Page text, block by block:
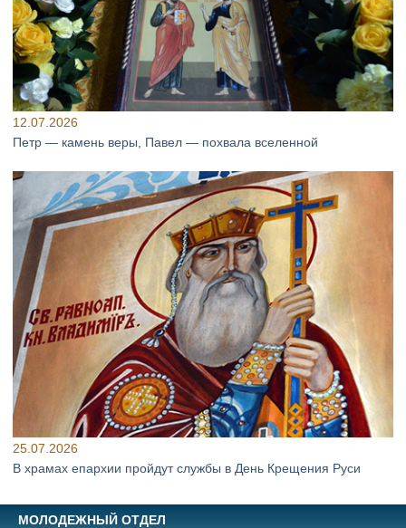
12.07.2026
Петр — камень веры, Павел — похвала вселенной
25.07.2026
В храмах епархии пройдут службы в День Крещения Руси
МОЛОДЕЖНЫЙ ОТДЕЛ